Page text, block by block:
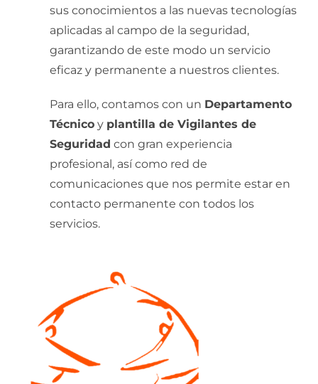
sus conocimientos a las nuevas tecnologías
aplicadas al campo de la seguridad,
garantizando de este modo un servicio
eficaz y permanente a nuestros clientes.
Para ello, contamos con un Departamento
Técnicoy plantilla de Vigilantes de
Seguridad con gran experiencia
profesional, así como red de
comunicaciones que nos permite estar en
contacto permanente con todos los
servicios.